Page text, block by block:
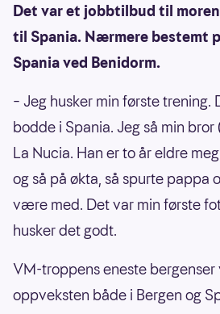
Det var et jobbtilbud til
til Spania. Nærmere bestemt
Spania ved Benidorm.
– Jeg husker min første trening.
bodde i Spania. Jeg så min
La Nucia. Han er to år eldre
og så på økta, så spurte pappa
være med. Det var min første
husker det godt.
VM-troppens eneste bergenser
oppveksten både i Bergen og